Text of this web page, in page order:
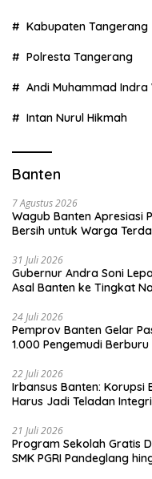
Kabupaten Tangerang
Polresta Tangerang
Andi Muhammad
Intan Nurul Hikmah
Banten
7 Agustus 2026
Wagub Banten Apresiasi
Bersih untuk Warga
31 Juli 2026
Gubernur Andra Soni
Asal Banten ke Tingkat
24 Juli 2026
Pemprov Banten Gelar
1.000 Pengemudi
22 Juli 2026
Irbansus Banten: Korupsi
Harus Jadi Teladan
21 Juli 2026
Program Sekolah Gratis
SMK PGRI Pandeglang